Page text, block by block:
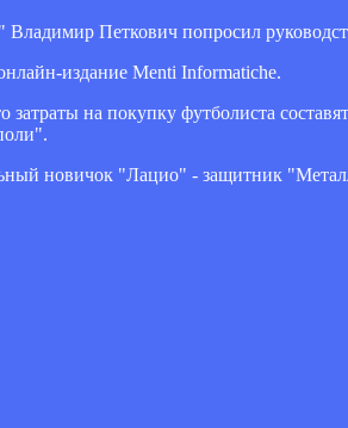
Петкович попросил
издание Menti Informatiche.
затраты на покупку футболиста
новичок "Лацио" - защитник